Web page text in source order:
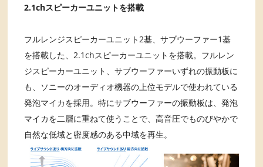
2.1chスピーカーユニットを搭載
フルレンジスピーカーユニット2基、サブウーファー1基
を搭載した、2.1chスピーカーユニットを搭載。フルレン
ジスピーカーユニット、サブウーファーいずれの振動板に
も、ソニーのオーディオ機器の上位モデルで使われている
発泡マイカを採用。特にサブウーファーの振動板は、発泡
マイカを二層に重ねて使うことで、高音圧でものびやかで
自然な低域と密度感のある中域を再生。